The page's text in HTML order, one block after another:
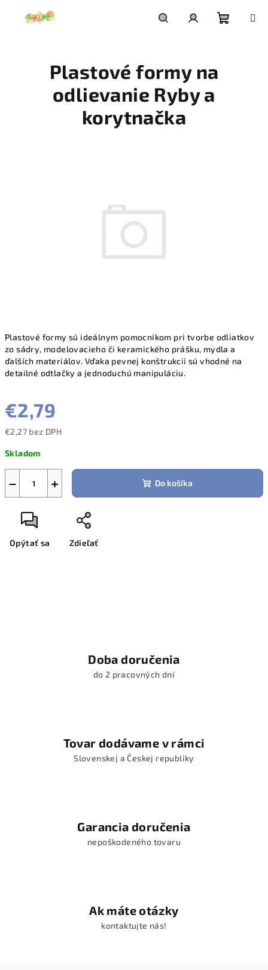
Plastové formy sú ideálnym pomocníkom pri tvorbe odliatkov
zo sádry, modelovacieho či keramického prášku, mydla a
ďalších materiálov. Vďaka pevnej konštrukcii sú vhodné na
detailné odtlačky a jednoduchú manipuláciu.
€2,79
€2,27 bez DPH
cena:
Skladom
+
− Do košíka
Opýtať sa Zdieľať
Plastové formy na
odlievanie Ryby a
korytnačka
Doba doručenia
do 2 pracovných dní
Tovar dodávame v rámci
Slovenskej a Českej republiky
Garancia doručenia
nepoškodeného tovaru
Ak máte otázky
kontaktujte nás!